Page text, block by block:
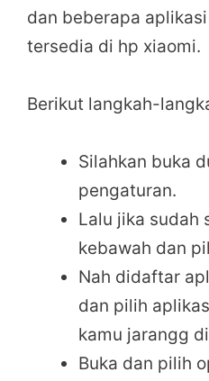
dan beberapa
tersedia di hp xiaomi.
Berikut langkah-
Silahkan buka
pengaturan.
Lalu jika sudah
kebawah dan
Nah didaftar
dan pilih
kamu jarangg
Buka dan pilih